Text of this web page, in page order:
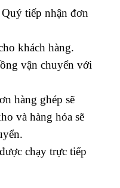
tiếp nhận đơn
khách hàng.
vận chuyển với
hàng ghép sẽ
và hàng hóa sẽ
chạy trực tiếp